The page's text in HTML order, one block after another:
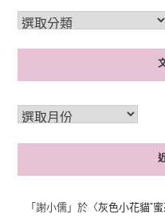
「 謝小儒」於〈灰色小花貓“